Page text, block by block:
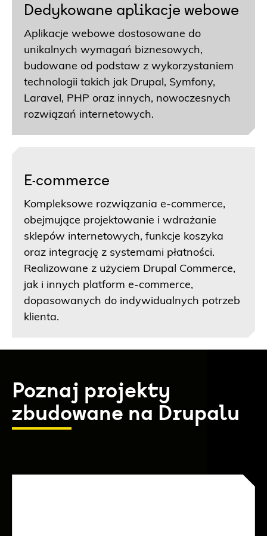
Dedykowane aplikacje webowe
Aplikacje webowe dostosowane do
unikalnych wymagań biznesowych,
budowane od podstaw z wykorzystaniem
technologii takich jak Drupal, Symfony,
Laravel, PHP oraz innych, nowoczesnych
rozwiązań internetowych.
E-commerce
Kompleksowe rozwiązania e-commerce,
obejmujące projektowanie i wdrażanie
sklepów internetowych, funkcje koszyka
oraz integrację z systemami płatności.
Realizowane z użyciem Drupal Commerce,
jak i innych platform e-commerce,
dopasowanych do indywidualnych potrzeb
klienta.
Poznaj projekty
zbudowane na Drupalu